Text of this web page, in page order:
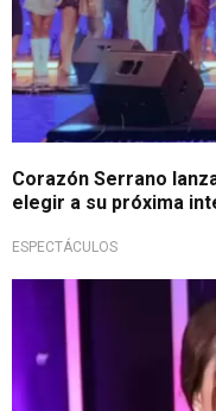
Corazón Serrano
elegir a su próxima
ESPECTÁCULOS
Siempre creyó en ella